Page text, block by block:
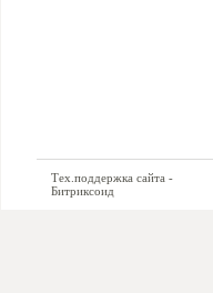
Тех.поддержка сайта -
Битриксоид